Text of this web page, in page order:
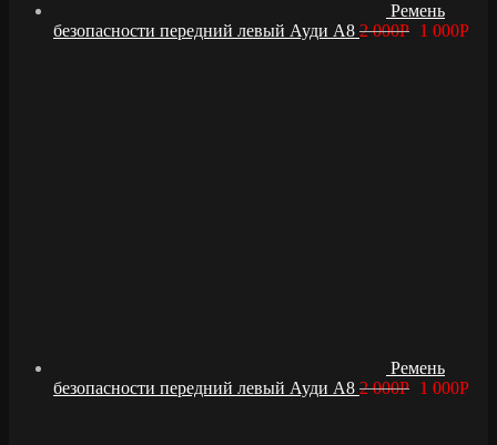
Ремень
безопасности передний левый Ауди А8 2 000Р 1 000Р
Ремень
безопасности передний левый Ауди А8 2 000Р 1 000Р